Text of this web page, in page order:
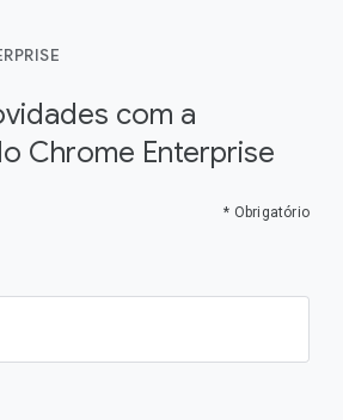
com a
Chrome Enterprise
* Obrigatório